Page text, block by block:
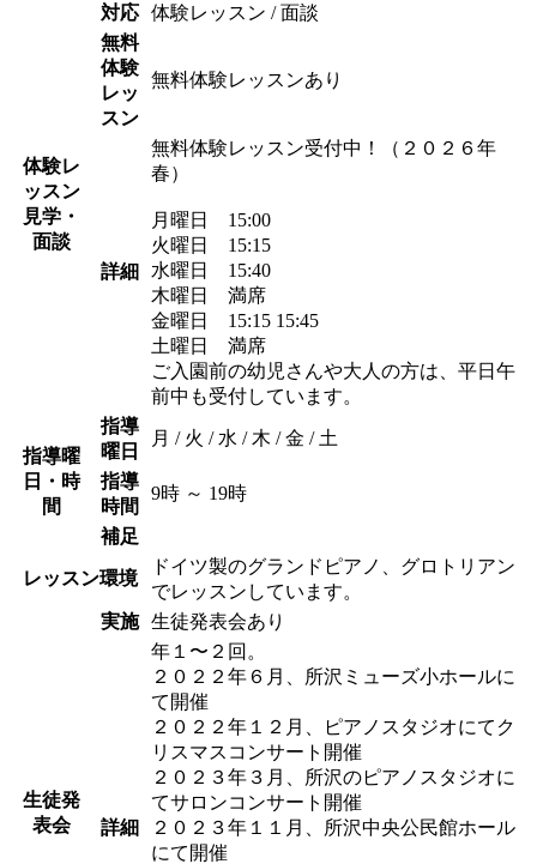
体験レ
ッスン
見学・
面談
対応 体験レッスン / 面談
無料
体験
レッ
スン
無料体験レッスンあり
詳細
無料体験レッスン受付中！（２０２６年
春）
月曜日 15:00
火曜日 15:15
水曜日 15:40
木曜日 満席
金曜日 15:15 15:45
土曜日 満席
ご入園前の幼児さんや大人の方は、平日午
前中も受付しています。
指導曜
日・時
間
指導
曜日
月 / 火 / 水 / 木 / 金 / 土
指導
時間
9時 ～ 19時
補足
レッスン環境
ドイツ製のグランドピアノ、グロトリアン
でレッスンしています。
生徒発
表会
実施 生徒発表会あり
詳細
年１〜２回。
２０２２年６月、所沢ミューズ小ホールに
て開催
２０２２年１２月、ピアノスタジオにてク
リスマスコンサート開催
２０２３年３月、所沢のピアノスタジオに
てサロンコンサート開催
２０２３年１１月、所沢中央公民館ホール
にて開催